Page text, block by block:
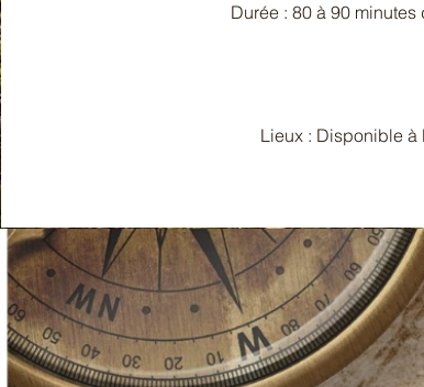
Durée : 80 à 90
Lieux : Disponible à